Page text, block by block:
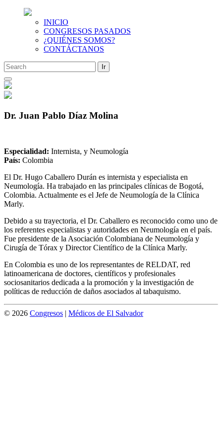
INICIO
CONGRESOS PASADOS
¿QUIÉNES SOMOS?
CONTÁCTANOS
Saltar
al
contenido
Dr. Juan Pablo Díaz Molina
Especialidad: Internista, y Neumología
País: Colombia
El Dr. Hugo Caballero Durán es internista y especialista en
Neumología. Ha trabajado en las principales clínicas de Bogotá,
Colombia. Actualmente es el Jefe de Neumología de la Clínica
Marly.
Debido a su trayectoria, el Dr. Caballero es reconocido como uno de
los referentes especialistas y autoridades en Neumología en el país.
Fue presidente de la Asociación Colombiana de Neumología y
Cirugía de Tórax y Director Científico de la Clínica Marly.
En Colombia es uno de los representantes de RELDAT, red
latinoamericana de doctores, científicos y profesionales
sociosanitarios dedicada a la promoción y la investigación de
políticas de reducción de daños asociados al tabaquismo.
© 2026 Congresos | Médicos de El Salvador